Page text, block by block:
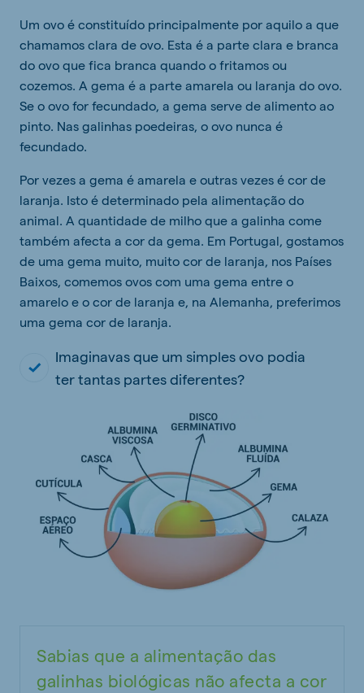
Um ovo é constituído principalmente por aquilo a que
chamamos clara de ovo. Esta é a parte clara e branca
do ovo que fica branca quando o fritamos ou
cozemos. A gema é a parte amarela ou laranja do ovo.
Se o ovo for fecundado, a gema serve de alimento ao
pinto. Nas galinhas poedeiras, o ovo nunca é
fecundado.
Por vezes a gema é amarela e outras vezes é cor de
laranja. Isto é determinado pela alimentação do
animal. A quantidade de milho que a galinha come
também afecta a cor da gema. Em Portugal, gostamos
de uma gema muito, muito cor de laranja, nos Países
Baixos, comemos ovos com uma gema entre o
amarelo e o cor de laranja e, na Alemanha, preferimos
uma gema cor de laranja.
Imaginavas que um simples ovo podia
ter tantas partes diferentes?
Sabias que a alimentação das
galinhas biológicas não afecta a cor